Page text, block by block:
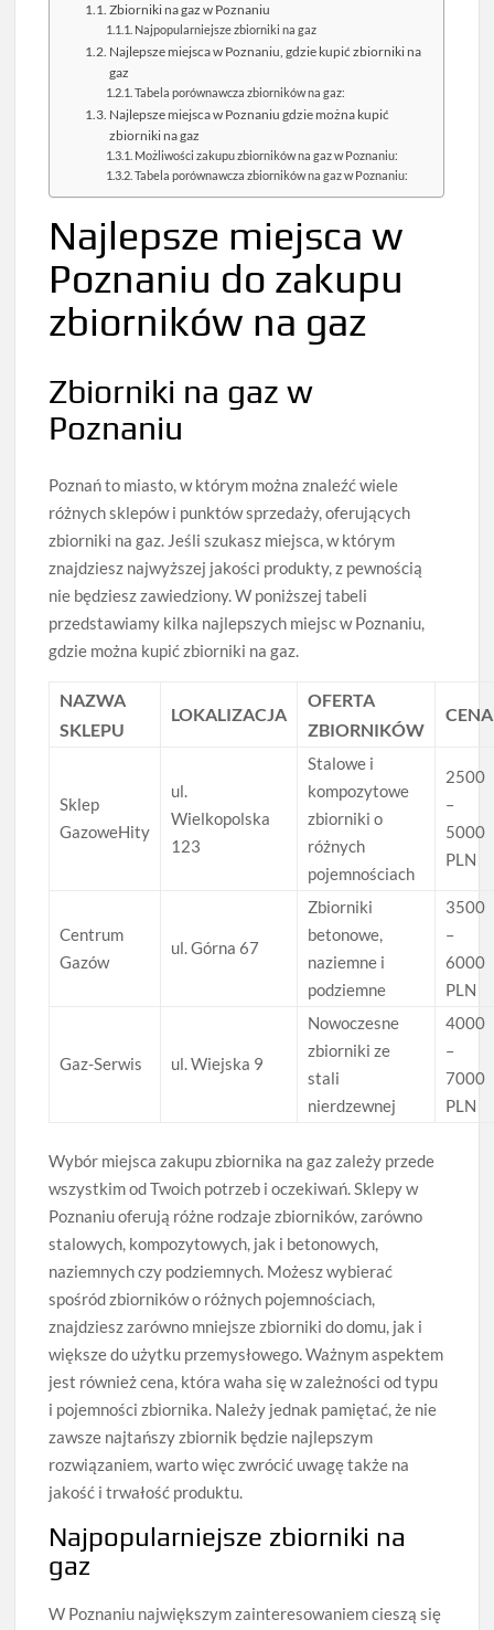
Zbiorniki na gaz w Poznaniu
Najpopularniejsze zbiorniki na gaz
Najlepsze miejsca w Poznaniu, gdzie kupić zbiorniki na
gaz
Tabela porównawcza zbiorników na gaz:
Najlepsze miejsca w Poznaniu gdzie można kupić
zbiorniki na gaz
Możliwości zakupu zbiorników na gaz w Poznaniu:
Tabela porównawcza zbiorników na gaz w Poznaniu:
Najlepsze miejsca w
Poznaniu do zakupu
zbiorników na gaz
Zbiorniki na gaz w
Poznaniu
Poznań to miasto, w którym można znaleźć wiele
różnych sklepów i punktów sprzedaży, oferujących
zbiorniki na gaz. Jeśli szukasz miejsca, w którym
znajdziesz najwyższej jakości produkty, z pewnością
nie będziesz zawiedziony. W poniższej tabeli
przedstawiamy kilka najlepszych miejsc w Poznaniu,
gdzie można kupić zbiorniki na gaz.
NAZWA
SKLEPU
LOKALIZACJA
OFERTA
ZBIORNIKÓW
CENA
Sklep
GazoweHity
ul.
Wielkopolska
123
Stalowe i
kompozytowe
zbiorniki o
różnych
pojemnościach
2500
–
5000
PLN
Centrum
Gazów
ul. Górna 67
Zbiorniki
betonowe,
naziemne i
podziemne
3500
–
6000
PLN
Gaz-Serwis ul. Wiejska 9
Nowoczesne
zbiorniki ze
stali
nierdzewnej
4000
–
7000
PLN
Wybór miejsca zakupu zbiornika na gaz zależy przede
wszystkim od Twoich potrzeb i oczekiwań. Sklepy w
Poznaniu oferują różne rodzaje zbiorników, zarówno
stalowych, kompozytowych, jak i betonowych,
naziemnych czy podziemnych. Możesz wybierać
spośród zbiorników o różnych pojemnościach,
znajdziesz zarówno mniejsze zbiorniki do domu, jak i
większe do użytku przemysłowego. Ważnym aspektem
jest również cena, która waha się w zależności od typu
i pojemności zbiornika. Należy jednak pamiętać, że nie
zawsze najtańszy zbiornik będzie najlepszym
rozwiązaniem, warto więc zwrócić uwagę także na
jakość i trwałość produktu.
Najpopularniejsze zbiorniki na
gaz
W Poznaniu największym zainteresowaniem cieszą się